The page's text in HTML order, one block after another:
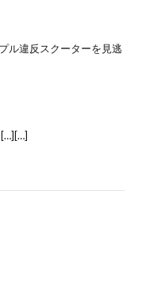
ル違反スクーターを見逃
[…][…]